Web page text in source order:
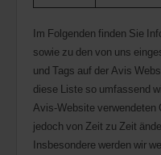
Im Folgenden finden Sie
sowie zu den von uns
und Tags auf der Avis
diese Liste so umfassend
Avis-Website verwendeten
jedoch von Zeit zu Zeit
Insbesondere werden wir